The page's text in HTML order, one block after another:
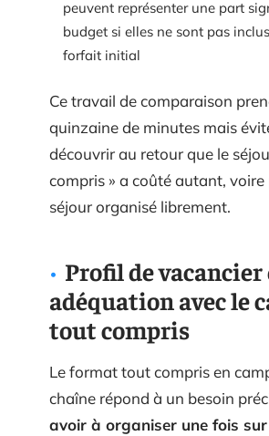
peuvent représenter une part
budget si elles ne sont pas
forfait initial
Ce travail de comparaison
quinzaine de minutes mais
découvrir au retour que le
compris » a coûté autant, voire
séjour organisé librement.
Profil de vacancier
adéquation avec le
tout compris
Le format tout compris en
chaîne répond à un besoin
avoir à organiser une fois